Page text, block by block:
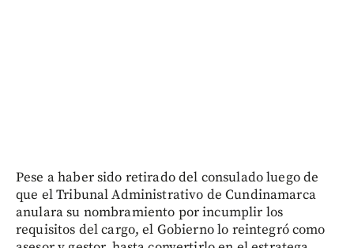
Pese a haber sido retirado del consulado luego de
que el Tribunal Administrativo de Cundinamarca
anulara su nombramiento por incumplir los
requisitos del cargo, el Gobierno lo reintegró como